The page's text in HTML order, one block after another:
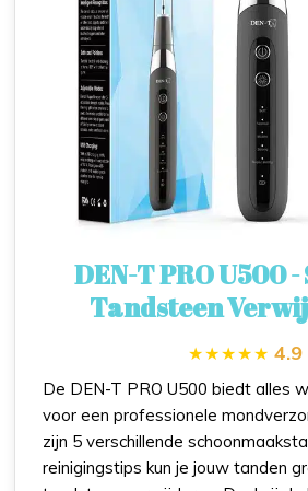
DEN-T PRO U500
Tandsteen
4.9
De DEN-T PRO U500 biedt alles
voor een professionele
zijn 5 verschillende
reinigingstips kun je jouw tanden